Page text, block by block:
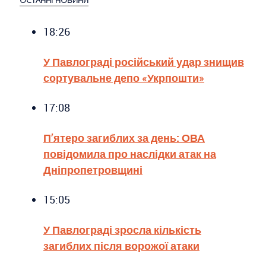
18:26
У Павлограді російський удар знищив
сортувальне депо «Укрпошти»
17:08
П’ятеро загиблих за день: ОВА
повідомила про наслідки атак на
Дніпропетровщині
15:05
У Павлограді зросла кількість
загиблих після ворожої атаки